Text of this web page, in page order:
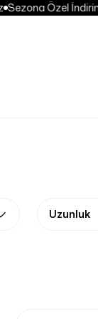
Sezona Özel İndirim
Uzunluk